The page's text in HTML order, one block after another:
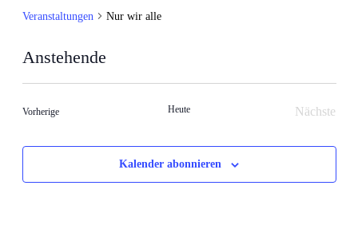
Veranstaltungen Nur wir alle
Anstehende
VorherigeVeranstaltungen Heute
Nächste
Kalender abonnieren